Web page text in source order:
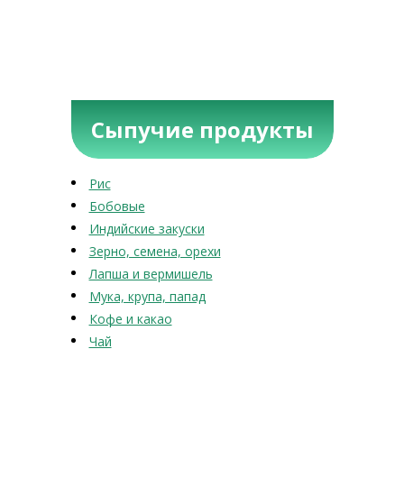
Сыпучие продукты
Рис
Бобовые
Индийские закуски
Зерно, семена, орехи
Лапша и вермишель
Мука, крупа, папад
Кофе и какао
Чай